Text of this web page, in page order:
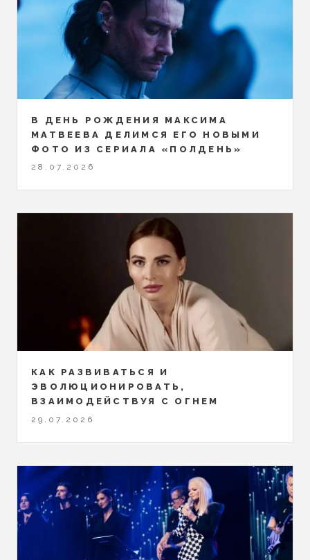
В ДЕНЬ РОЖДЕНИЯ МАКСИМА
МАТВЕЕВА ДЕЛИМСЯ ЕГО НОВЫМИ
ФОТО ИЗ СЕРИАЛА «ПОЛДЕНЬ»
28.07.2026
КАК РАЗВИВАТЬСЯ И
ЭВОЛЮЦИОНИРОВАТЬ,
ВЗАИМОДЕЙСТВУЯ С ОГНЕМ
29.07.2026